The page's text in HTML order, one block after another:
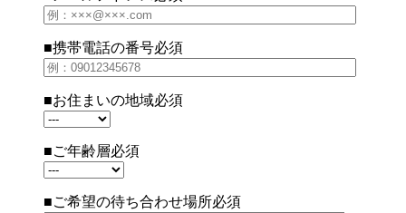
■携帯電話の番号必須
■お住まいの地域必須
■ご年齢層必須
■ご希望の待ち合わせ場所必須